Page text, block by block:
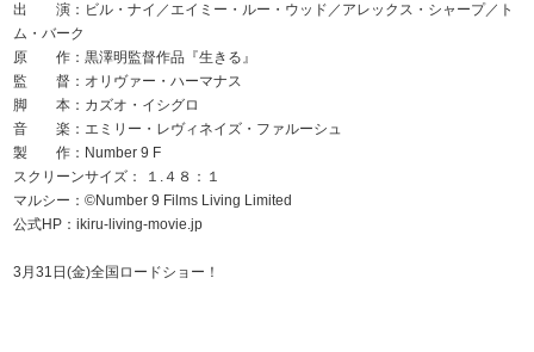
出 演：ビル・ナイ／エイミー・ルー・ウッド／アレックス・シャープ／ト
ム・バーク
原 作：黒澤明監督作品『生きる』
監 督：オリヴァー・ハーマナス
脚 本：カズオ・イシグロ
音 楽：エミリー・レヴィネイズ・ファルーシュ
製 作：Number 9 F
スクリーンサイズ： １.４８：１
マルシー：©Number 9 Films Living Limited
公式HP：ikiru-living-movie.jp
3月31日(金)全国ロードショー！